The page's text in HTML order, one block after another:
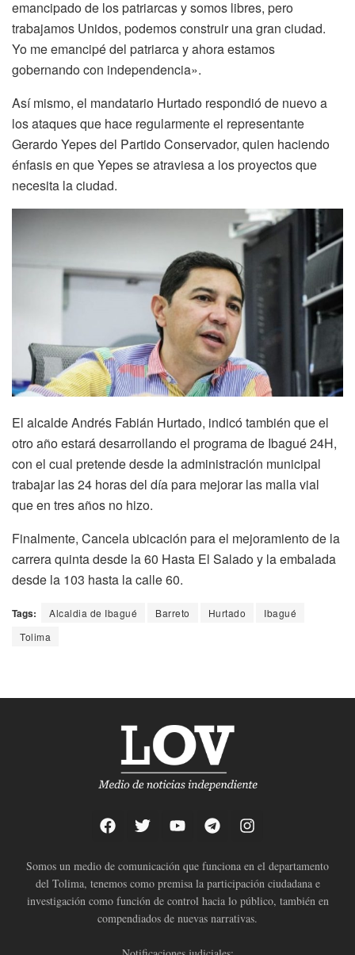
emancipado de los patriarcas y somos libres, pero
trabajamos Unidos, podemos construir una gran ciudad.
Yo me emancipé del patriarca y ahora estamos
gobernando con independencia».
Así mismo, el mandatario Hurtado respondió de nuevo a
los ataques que hace regularmente el representante
Gerardo Yepes del Partido Conservador, quien haciendo
énfasis en que Yepes se atraviesa a los proyectos que
necesita la ciudad.
El alcalde Andrés Fabián Hurtado, indicó también que el
otro año estará desarrollando el programa de Ibagué 24H,
con el cual pretende desde la administración municipal
trabajar las 24 horas del día para mejorar las malla vial
que en tres años no hizo.
Finalmente, Cancela ubicación para el mejoramiento de la
carrera quinta desde la 60 Hasta El Salado y la embalada
desde la 103 hasta la calle 60.
Tags: Alcaldia de Ibagué Barreto Hurtado
Ibagué
Tolima
Somos un medio de comunicación que funciona en el departamento
del Tolima, tenemos como premisa la participación ciudadana e
investigación como función de control hacia lo público, también en
compendiados de nuevas narrativas.